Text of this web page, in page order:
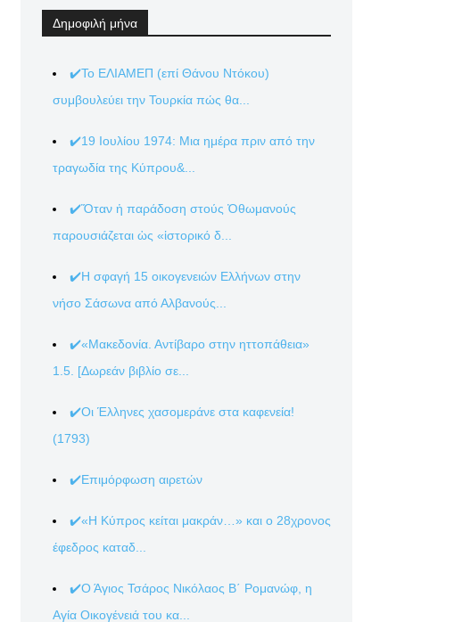
Δημοφιλή μήνα
✔️Το ΕΛΙΑΜΕΠ (επί Θάνου Ντόκου)
συμβουλεύει την Τουρκία πώς θα...
✔️19 Ιουλίου 1974: Μια ημέρα πριν από την
τραγωδία της Κύπρου&...
✔️Ὅταν ἡ παράδοση στούς Ὀθωμανούς
παρουσιάζεται ὡς «ἱστορικό δ...
✔️Η σφαγή 15 οικογενειών Ελλήνων στην
νήσο Σάσωνα από Αλβανούς...
✔️«Μακεδονία. Αντίβαρο στην ηττοπάθεια»
1.5. [Δωρεάν βιβλίο σε...
✔️Οι Έλληνες χασομεράνε στα καφενεία!
(1793)
✔️Επιμόρφωση αιρετών
✔️«Η Κύπρος κείται μακράν…» και ο 28χρονος
έφεδρος καταδ...
✔️Ο Άγιος Τσάρος Νικόλαος Β΄ Ρομανώφ, η
Αγία Οικογένειά του κα...